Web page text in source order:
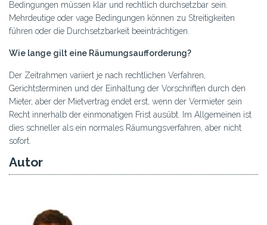
Bedingungen müssen klar und rechtlich durchsetzbar sein.
Mehrdeutige oder vage Bedingungen können zu Streitigkeiten
führen oder die Durchsetzbarkeit beeinträchtigen.
Wie lange gilt eine Räumungsaufforderung?
Der Zeitrahmen variiert je nach rechtlichen Verfahren,
Gerichtsterminen und der Einhaltung der Vorschriften durch den
Mieter, aber der Mietvertrag endet erst, wenn der Vermieter sein
Recht innerhalb der einmonatigen Frist ausübt. Im Allgemeinen ist
dies schneller als ein normales Räumungsverfahren, aber nicht
sofort.
Autor